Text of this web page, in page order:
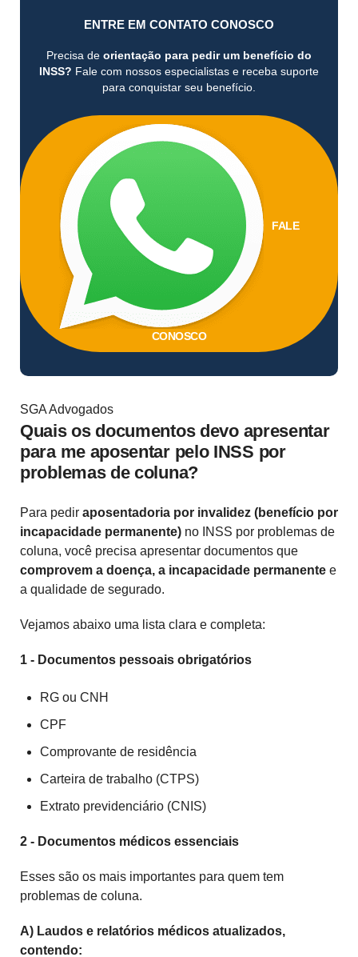
ENTRE EM CONTATO CONOSCO
Precisa de orientação para pedir um benefício do
INSS? Fale com nossos especialistas e receba suporte
para conquistar seu benefício.
FALE
CONOSCO
SGA Advogados
Quais os documentos devo apresentar
para me aposentar pelo INSS por
problemas de coluna?
Para pedir aposentadoria por invalidez (benefício por
incapacidade permanente) no INSS por problemas de
coluna, você precisa apresentar documentos que
comprovem a doença, a incapacidade permanente e
a qualidade de segurado.
Vejamos abaixo uma lista clara e completa:
1 - Documentos pessoais obrigatórios
RG ou CNH
CPF
Comprovante de residência
Carteira de trabalho (CTPS)
Extrato previdenciário (CNIS)
2 - Documentos médicos essenciais
Esses são os mais importantes para quem tem
problemas de coluna.
A) Laudos e relatórios médicos atualizados,
contendo: